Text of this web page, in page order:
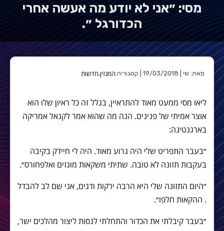
מסי: ״אני לא יודע מה אעשה אחרי
הכדורגל ״.
מאת: שי | 19/03/2018 | קטגוריה: המגזין,חדשות
ליאו מסי ממעט מאוד להתראיין, בגלל זה כל ראיון שלו הוא
אוצר אמיתי של פנינים. הנה מה שהוא אמר לקנאל אמריקה
בארגנטינה:
״בעבר התפריט שלי היה גרוע מאוד. היה לי חיידק בקיבה
בעקבות תזונה לא טובה. שתיתי משקאות מוגזים ואלפחורס״.
״היום התזונה שלי היא הרבה ירקות ודגים, אני שם לב להבדל
. ההקאות חלפו״.
״בעבר קיבלתי את הכדור והתחלתי לנסות ליצור מהלכים ישר,